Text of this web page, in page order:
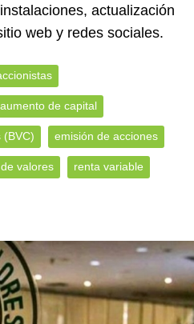
actualización
web y redes sociales.
aumento de capital
(BVC) emisión de acciones
valores renta variable